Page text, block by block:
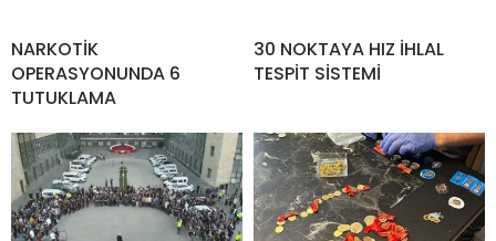
NARKOTİK
OPERASYONUNDA 6
TUTUKLAMA
30 NOKTAYA HIZ İHLAL
TESPİT SİSTEMİ